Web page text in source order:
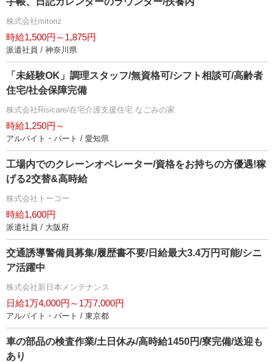
株式会社mitoriz
時給1,500円～1,875円
派遣社員 / 神奈川県
「未経験OK」調理スタッフ/無資格可/シフト相談可/高齢者
住宅/社会保障完備
株式会社Risicare/在宅介護支援住宅 なごみの家
時給1,250円～
アルバイト・パート / 愛知県
工場内でのクレーンオペレーター/資格をお持ちの方優遇!稼
げる2交替&高時給
株式会社トーコー
時給1,600円
派遣社員 / 大阪府
交通誘導警備員募集/履歴書不要/日給最大3.4万円可能/シニ
ア活躍中
株式会社新日本メンテナンス
日給1万4,000円～1万7,000円
アルバイト・パート / 東京都
車の部品の検査作業/土日休み/高時給1450円/寮完備/送迎も
あり